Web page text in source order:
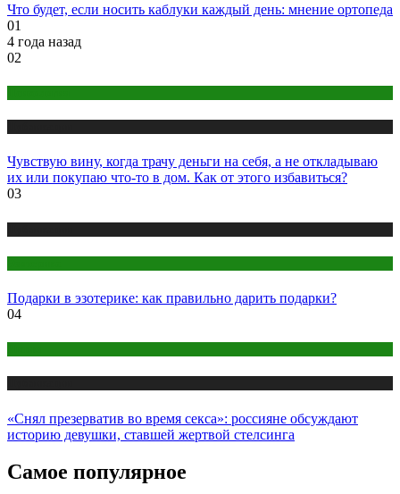
Что будет, если носить каблуки каждый день: мнение ортопеда
01
4 года назад
02
Чувствую вину, когда трачу деньги на себя, а не откладываю
их или покупаю что-то в дом. Как от этого избавиться?
03
Подарки в эзотерике: как правильно дарить подарки?
04
«Снял презерватив во время секса»: россияне обсуждают
историю девушки, ставшей жертвой стелсинга
Самое популярное